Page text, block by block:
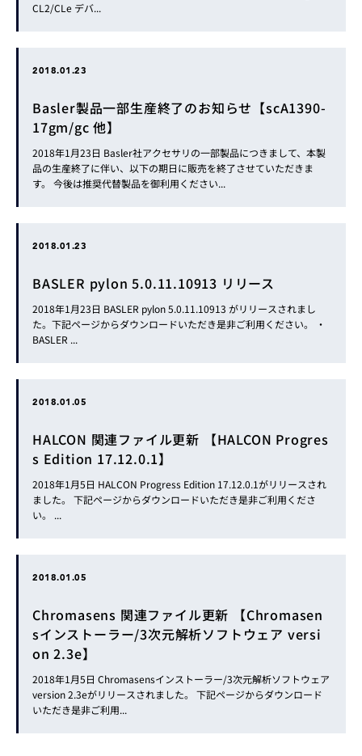
CL2/CLe デバ...
2018.01.23
Basler製品一部生産終了のお知らせ【scA1390-
17gm/gc 他】
2018年1月23日 Basler社アクセサリの一部製品につきまして、本製
品の生産終了に伴い、以下の期日に販売を終了させていただきま
す。 今後は推奨代替製品を御利用ください...
2018.01.23
BASLER pylon 5.0.11.10913 リリース
2018年1月23日 BASLER pylon 5.0.11.10913 がリリースされまし
た。下記ページからダウンロードいただき是非ご利用ください。 ・
BASLER ...
2018.01.05
HALCON 関連ファイル更新 【HALCON Progres
s Edition 17.12.0.1】
2018年1月5日 HALCON Progress Edition 17.12.0.1がリリースされ
ました。 下記ページからダウンロードいただき是非ご利用くださ
い。 ...
2018.01.05
Chromasens 関連ファイル更新 【Chromasen
sインストーラー/3次元解析ソフトウェア versi
on 2.3e】
2018年1月5日 Chromasensインストーラー/3次元解析ソフトウェア
version 2.3eがリリースされました。 下記ページからダウンロード
いただき是非ご利用...